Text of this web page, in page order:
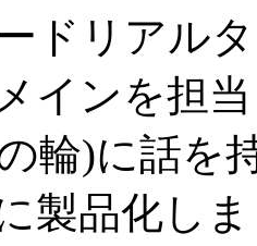
ドリアル
インを担
輪)に話を
製品化し